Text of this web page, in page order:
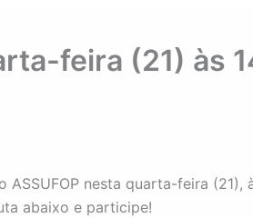
feira (21) às
nesta quarta-feira (21),
abaixo e participe!